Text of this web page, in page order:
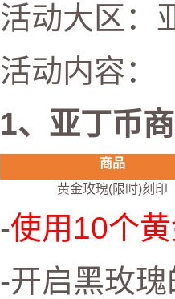
活动大区：
活动内容：
1、亚丁币
商品
黄金玫瑰(限时)刻印
-使用10个
-开启黑玫